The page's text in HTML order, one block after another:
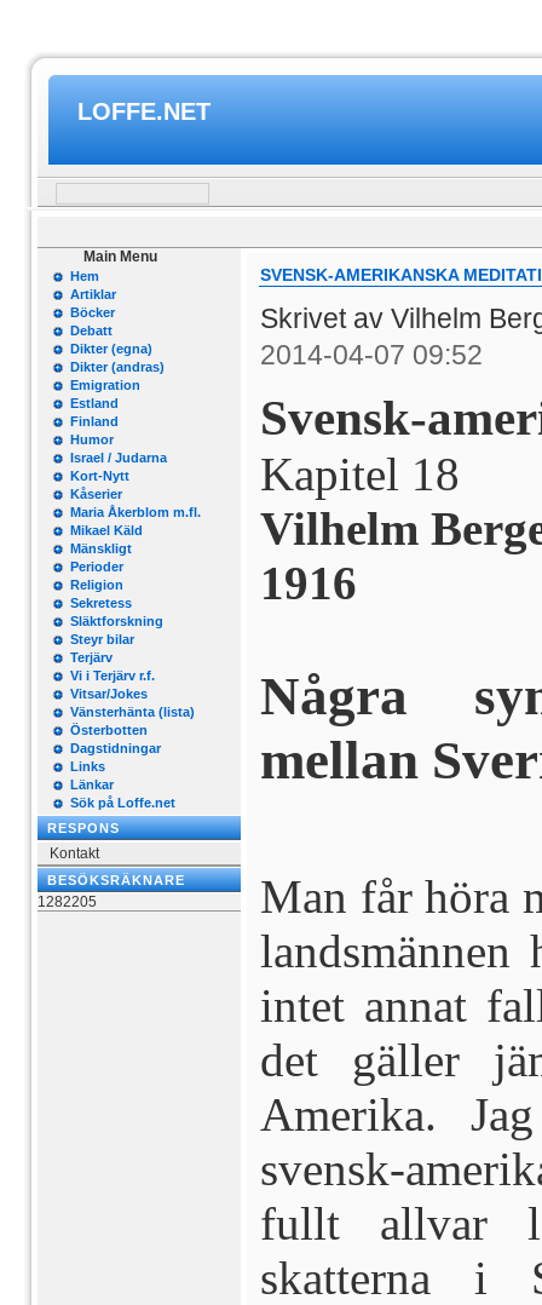
LOFFE.NET
Main Menu
Hem
Artiklar
Böcker
Debatt
Dikter (egna)
Dikter (andras)
Emigration
Estland
Finland
Humor
Israel / Judarna
Kort-Nytt
Kåserier
Maria Åkerblom m.fl.
Mikael Käld
Mänskligt
Perioder
Religion
Sekretess
Släktforskning
Steyr bilar
Terjärv
Vi i Terjärv r.f.
Vitsar/Jokes
Vänsterhänta (lista)
Österbotten
Dagstidningar
Links
Länkar
Sök på Loffe.net
RESPONS
Kontakt
BESÖKSRÄKNARE
1282205
SVENSK-AMERIKANSKA
Skrivet av Vilhelm
2014-04-07 09:52
Svensk-
Kapitel 18
Vilhelm
1916
Några
mellan
Man får höra
intet annat
det gäller
Amerika.
svensk-
fullt allvar
skatterna i